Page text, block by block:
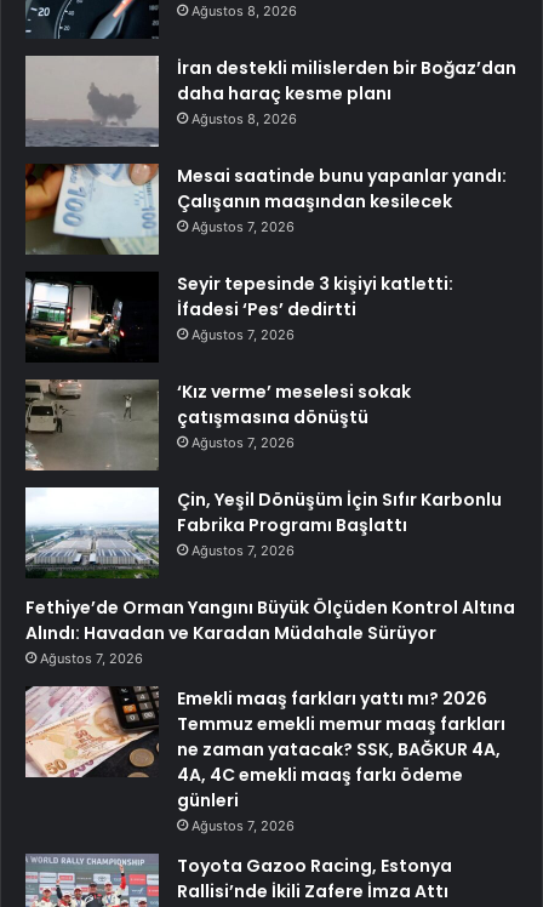
Ağustos 8, 2026
İran destekli milislerden bir Boğaz’dan
daha haraç kesme planı
Ağustos 8, 2026
Mesai saatinde bunu yapanlar yandı:
Çalışanın maaşından kesilecek
Ağustos 7, 2026
Seyir tepesinde 3 kişiyi katletti:
İfadesi ‘Pes’ dedirtti
Ağustos 7, 2026
‘Kız verme’ meselesi sokak
çatışmasına dönüştü
Ağustos 7, 2026
Çin, Yeşil Dönüşüm İçin Sıfır Karbonlu
Fabrika Programı Başlattı
Ağustos 7, 2026
Fethiye’de Orman Yangını Büyük Ölçüden Kontrol Altına
Alındı: Havadan ve Karadan Müdahale Sürüyor
Ağustos 7, 2026
Emekli maaş farkları yattı mı? 2026
Temmuz emekli memur maaş farkları
ne zaman yatacak? SSK, BAĞKUR 4A,
4A, 4C emekli maaş farkı ödeme
günleri
Ağustos 7, 2026
Toyota Gazoo Racing, Estonya
Rallisi’nde İkili Zafere İmza Attı